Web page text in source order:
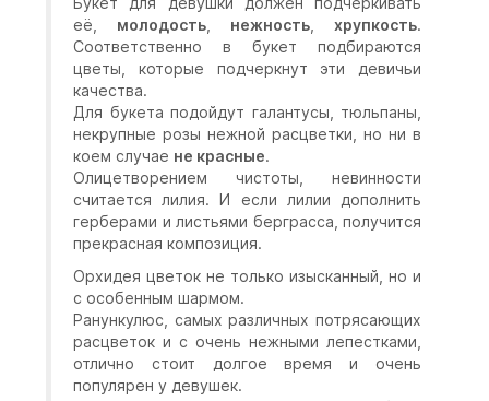
её, молодость, нежность, хрупкость.
Соответственно в букет подбираются
цветы, которые подчеркнут эти девичьи
качества.
Для букета подойдут галантусы, тюльпаны,
некрупные розы нежной расцветки, но ни в
коем случае не красные.
Олицетворением чистоты, невинности
считается лилия. И если лилии дополнить
герберами и листьями берграсса, получится
прекрасная композиция.
Орхидея цветок не только изысканный, но и
с особенным шармом.
Ранункулюс, самых различных потрясающих
расцветок и с очень нежными лепестками,
отлично стоит долгое время и очень
популярен у девушек.